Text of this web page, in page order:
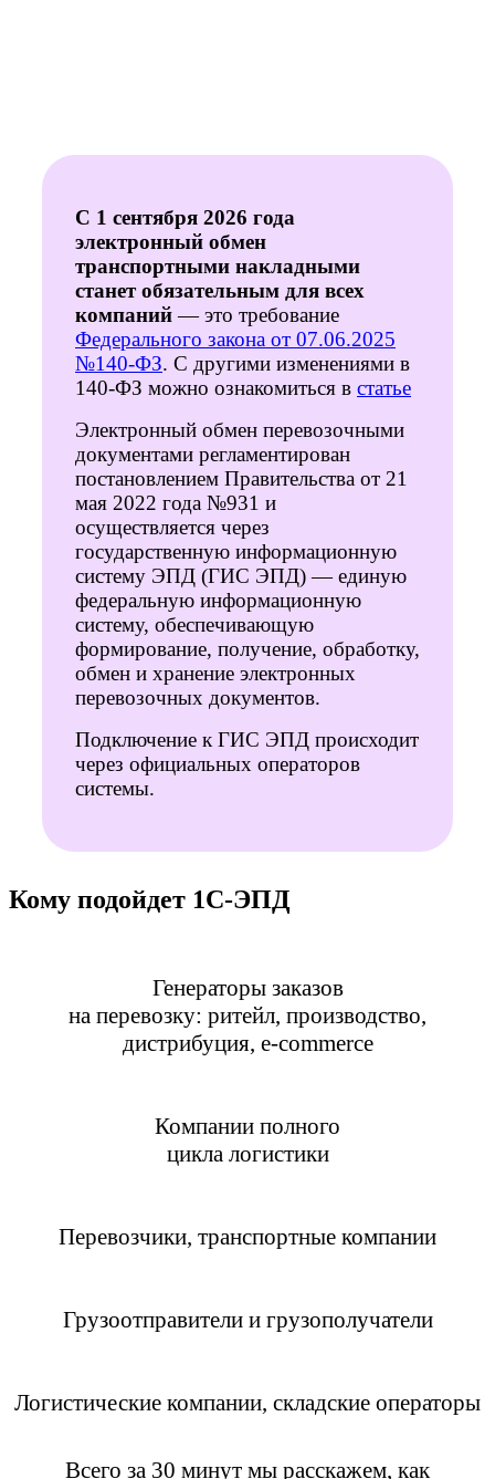
С 1 сентября 2026 года
электронный обмен
транспортными накладными
станет обязательным для всех
компаний— это требование
Федерального закона от 07.06.2025
№140-ФЗ. С другими изменениями в
140-ФЗ можно ознакомиться в статье
Электронный обмен перевозочными
документами регламентирован
постановлением Правительства от 21
мая 2022 года №931 и
осуществляется через
государственную информационную
систему ЭПД (ГИС ЭПД) — единую
федеральную информационную
систему, обеспечивающую
формирование, получение, обработку,
обмен и хранение электронных
перевозочных документов.
Подключение к ГИС ЭПД происходит
через официальных операторов
системы.
Кому подойдет 1С-ЭПД
Генераторы заказов
на перевозку: ритейл, производство,
дистрибуция, e-commerce
Компании полного
цикла логистики
Перевозчики, транспортные компании
Грузоотправители и грузополучатели
Логистические компании, складские операторы
Всего за 30 минут мы расскажем, как